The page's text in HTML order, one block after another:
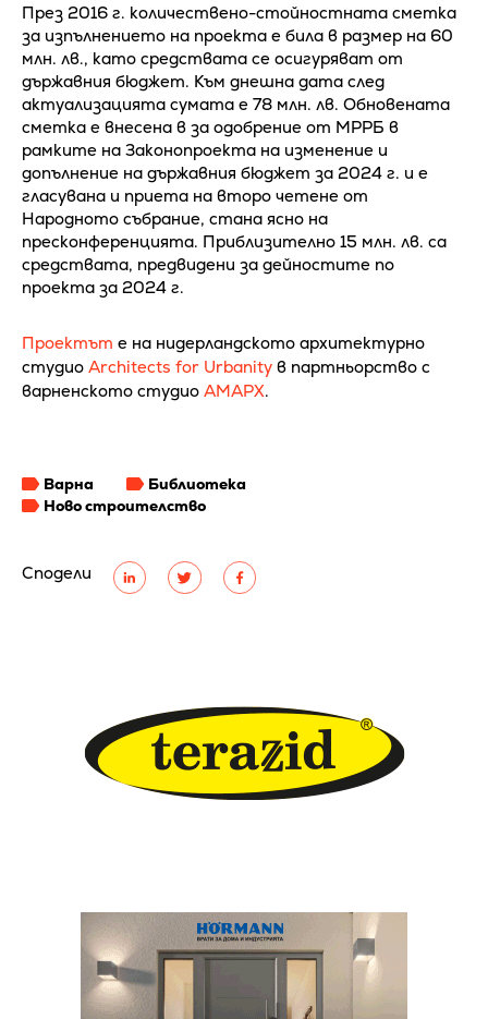
Сподели
През 2016 г. количествено-стойностната сметка
за изпълнението на проекта е била в размер на 60
млн. лв., като средствата се осигуряват от
държавния бюджет. Към днешна дата след
актуализацията сумата е 78 млн. лв. Обновената
сметка е внесена в за одобрение от МРРБ в
рамките на Законопроекта на изменение и
допълнение на държавния бюджет за 2024 г. и е
гласувана и приета на второ четене от
Народното събрание, стана ясно на
пресконференцията. Приблизително 15 млн. лв. са
средствата, предвидени за дейностите по
проекта за 2024 г.
Проектът е на нидерландското архитектурно
студио Architects for Urbanity в партньорство с
варненското студио АМАРХ.
Варна
Библиотека
Ново строителство